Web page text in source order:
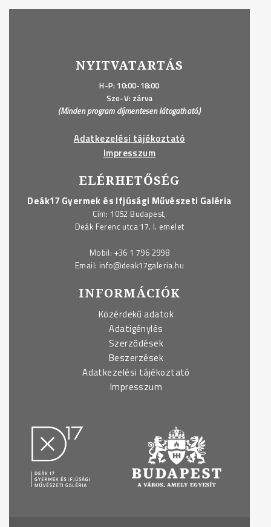
NYITVATARTÁS
H-P: 10:00-18:00
Szo-V: zárva
(Minden program díjmentesen látogatható.)
Adatkezelési tájékoztató
Impresszum
ELÉRHETŐSÉG
Deák17 Gyermek és Ifjúsági Művészeti Galéria
Cím: 1052 Budapest,
Deák Ferenc utca 17. I. emelet
Mobil: +36 1 796 2998
Email: info@deak17galeria.hu
INFORMÁCIÓK
Közérdekű adatok
Adatigénylés
Szerződések
Beszerzések
Adatkezelési tájékoztató
Impresszum